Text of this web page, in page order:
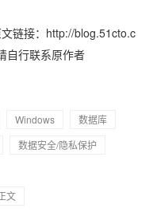
链接：http://blog.51cto.c
自行联系原作者
Windows
数据库
数据安全/隐私保护
文